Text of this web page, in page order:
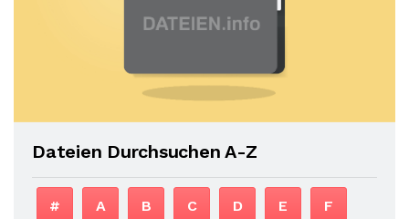
Dateien Durchsuchen A-Z
# A B C D E F